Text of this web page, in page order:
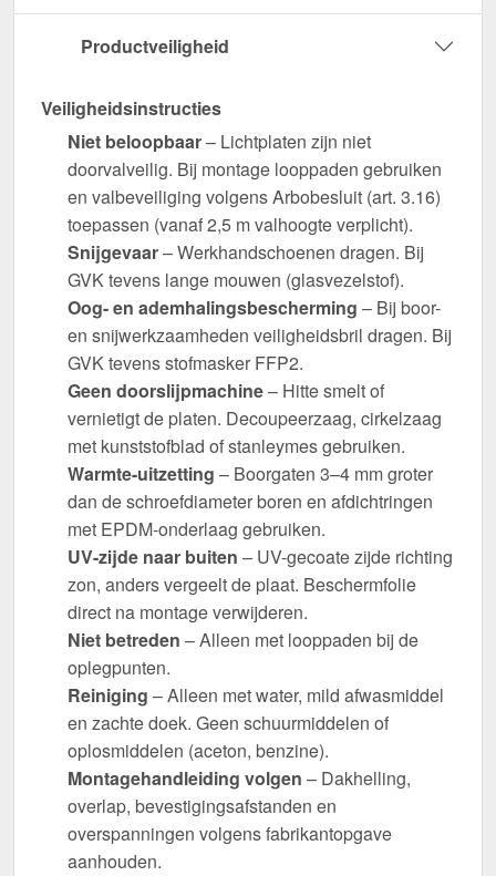
Productveiligheid
Veiligheidsinstructies
Niet beloopbaar– Lichtplaten zijn niet
doorvalveilig. Bij montage looppaden gebruiken
en valbeveiliging volgens Arbobesluit (art. 3.16)
toepassen (vanaf 2,5 m valhoogte verplicht).
Snijgevaar– Werkhandschoenen dragen. Bij
GVK tevens lange mouwen (glasvezelstof).
Oog- en ademhalingsbescherming – Bij boor-
en snijwerkzaamheden veiligheidsbril dragen. Bij
GVK tevens stofmasker FFP2.
Geen doorslijpmachine– Hitte smelt of
vernietigt de platen. Decoupeerzaag, cirkelzaag
met kunststofblad of stanleymes gebruiken.
Warmte-uitzetting – Boorgaten 3–4 mm groter
dan de schroefdiameter boren en afdichtringen
met EPDM-onderlaag gebruiken.
UV-zijde naar buiten – UV-gecoate zijde richting
zon, anders vergeelt de plaat. Beschermfolie
direct na montage verwijderen.
Niet betreden – Alleen met looppaden bij de
oplegpunten.
Reiniging – Alleen met water, mild afwasmiddel
en zachte doek. Geen schuurmiddelen of
oplosmiddelen (aceton, benzine).
Montagehandleiding volgen – Dakhelling,
overlap, bevestigingsafstanden en
overspanningen volgens fabrikantopgave
aanhouden.